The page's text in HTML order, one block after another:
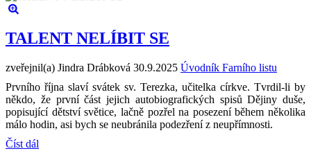
TALENT NELÍBIT SE
zveřejnil(a) Jindra Drábková 30.9.2025 Úvodník Farního listu
Prvního října slaví svátek sv. Terezka, učitelka církve. Tvrdil-li by
někdo, že první část jejich autobiografických spisů Dějiny duše,
popisující dětství světice, lačně pozřel na posezení během několika
málo hodin, asi bych se neubránila podezření z neupřímnosti.
Číst dál